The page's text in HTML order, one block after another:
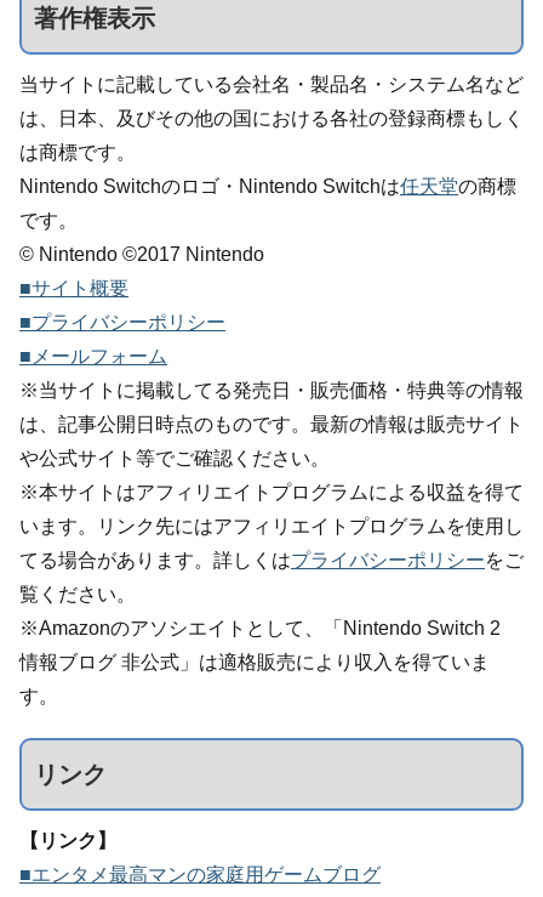
著作権表示
当サイトに記載している会社名・製品名・システム名など
は、日本、及びその他の国における各社の登録商標もしく
は商標です。
Nintendo Switchのロゴ・Nintendo Switchは任天堂の商標
です。
© Nintendo ©2017 Nintendo
■サイト概要
■プライバシーポリシー
■メールフォーム
※当サイトに掲載してる発売日・販売価格・特典等の情報
は、記事公開日時点のものです。最新の情報は販売サイト
や公式サイト等でご確認ください。
※本サイトはアフィリエイトプログラムによる収益を得て
います。リンク先にはアフィリエイトプログラムを使用し
てる場合があります。詳しくはプライバシーポリシーをご
覧ください。
※Amazonのアソシエイトとして、「Nintendo Switch 2
情報ブログ 非公式」は適格販売により収入を得ていま
す。
リンク
【リンク】
■エンタメ最高マンの家庭用ゲームブログ